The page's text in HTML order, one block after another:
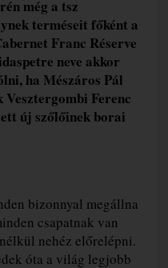
még a tsz
terméseit főként a
Franc Réserve
neve akkor
ha Mészáros Pál
Ferenc
új szőlőinek borai
bizonnyal megállna
csapatnak van
nehéz előrelépni.
óta a világ legjobb